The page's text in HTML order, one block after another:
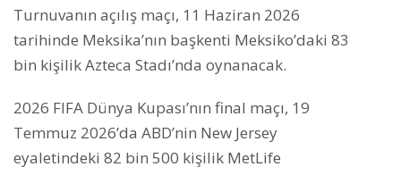
Turnuvanın açılış maçı, 11 Haziran 2026
tarihinde Meksika’nın başkenti Meksiko’daki 83
bin kişilik Azteca Stadı’nda oynanacak.
2026 FIFA Dünya Kupası’nın final maçı, 19
Temmuz 2026’da ABD’nin New Jersey
eyaletindeki 82 bin 500 kişilik MetLife